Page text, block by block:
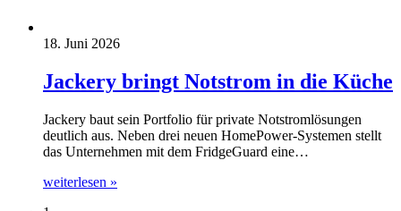
18. Juni 2026
Jackery bringt Notstrom in die Küche
Jackery baut sein Portfolio für private Notstromlösungen
deutlich aus. Neben drei neuen HomePower-Systemen stellt
das Unternehmen mit dem FridgeGuard eine…
weiterlesen »